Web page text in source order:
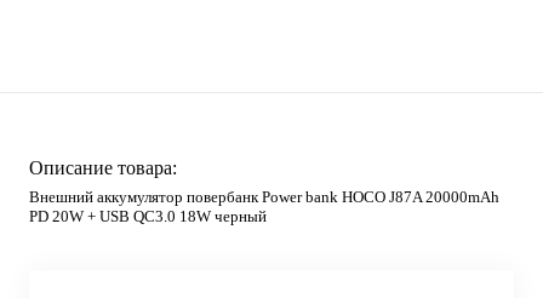
Описание товара:
Внешний аккумулятор повербанк Power bank HOCO J87A 20000mAh
PD 20W + USB QC3.0 18W черный